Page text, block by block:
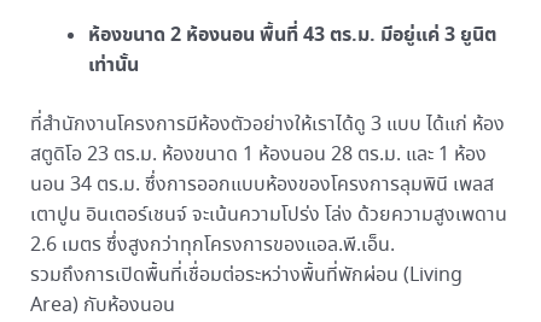
ห้องขนาด 2 ห้องนอน พื้นที่ 43 ตร.ม. มีอยู่แค่ 3 ยูนิต
เท่านั้น
ที่สำนักงานโครงการมีห้องตัวอย่างให้เราได้ดู 3 แบบ ได้แก่ ห้อง
สตูดิโอ 23 ตร.ม. ห้องขนาด 1 ห้องนอน 28 ตร.ม. และ 1 ห้อง
นอน 34 ตร.ม. ซึ่งการออกแบบห้องของโครงการลุมพินี เพลส
เตาปูน อินเตอร์เชนจ์ จะเน้นความโปร่ง โล่ง ด้วยความสูงเพดาน
2.6 เมตร ซึ่งสูงกว่าทุกโครงการของแอล.พี.เอ็น.
รวมถึงการเปิดพื้นที่เชื่อมต่อระหว่างพื้นที่พักผ่อน (Living
Area) กับห้องนอน